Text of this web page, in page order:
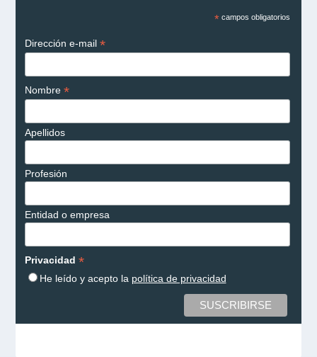
*campos obligatorios
Dirección e-mail *
Nombre *
Apellidos
Profesión
Entidad o empresa
Privacidad *
He leído y acepto la política de privacidad